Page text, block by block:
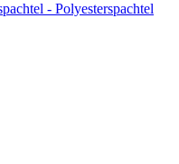
- Polyesterspachtel